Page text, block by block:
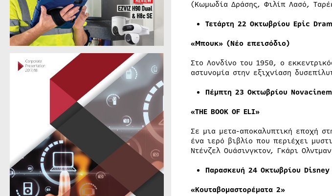
(Κωμωδία Δράσης, Φιλίπ Λασό,
Τετάρτη 22 Οκτωβρίου Epic
«Μπουκ» (Νέο επεισόδιο)
Στο Λονδίνο του 1950, ο
αστυνομία στην εξιχνίαση
Πέμπτη 23 Οκτωβρίου
«THE BOOK OF ELI»
Σε μια μετα-αποκαλυπτική εποχή
ένα ιερό βιβλίο που περιέχει
Ντένζελ Ουάσινγκτον, Γκάρι
Παρασκευή 24 Οκτωβρίου Disney
«Κουταβομαστορέματα 2»